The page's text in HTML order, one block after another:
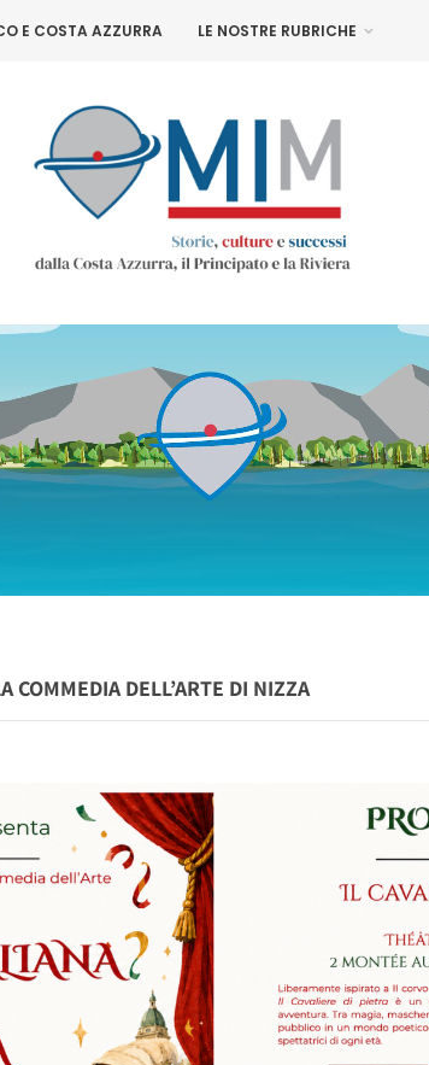
E COSTA AZZURRA LE NOSTRE RUBRICHE
COMMEDIA DELL’ARTE DI NIZZA